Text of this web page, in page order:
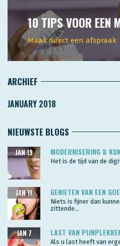
10 TIPS VOOR EEN
Maak direct een afspraak
ARCHIEF
JANUARY 2018
NIEUWSTE BLOGS
MODERNISERING &
JAN 19
Het is de tijd van de
GENIETEN VAN EEN
JAN 11
Niets is fijner dan
zittende...
LAST VAN
JAN 7
Als u last heeft van